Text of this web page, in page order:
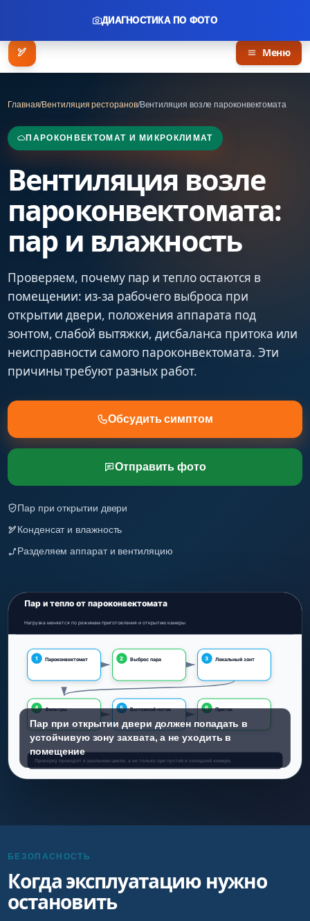
ДИАГНОСТИКА ПО ФОТО
Меню
Главная/Вентиляция ресторанов/Вентиляция возле пароконвектомата
ПАРОКОНВЕКТОМАТ И МИКРОКЛИМАТ
Вентиляция возле
пароконвектомата:
пар и влажность
Проверяем, почему пар и тепло остаются в
помещении: из-за рабочего выброса при
открытии двери, положения аппарата под
зонтом, слабой вытяжки, дисбаланса притока или
неисправности самого пароконвектомата. Эти
причины требуют разных работ.
Обсудить симптом
Отправить фото
Пар при открытии двери
Конденсат и влажность
Разделяем аппарат и вентиляцию
Пар при открытии двери должен попадать в
устойчивую зону захвата, а не уходить в
помещение
БЕЗОПАСНОСТЬ
Когда эксплуатацию нужно
остановить